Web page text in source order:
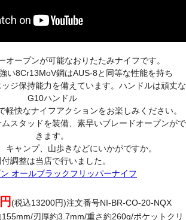
オープンが可能なおりたたみナイフです。
い8Cr13MoV鋼はAUS-8と同等な性能を持ち
ジ保持能力を備えています。ハンドルは頑丈な
G10ハンドル
軽快なナイフアクションをお楽しみください。
スタッドを装備、素早いブレードオープンがで
きます。
キャンプ、山歩きなどにいかがですか。
付調整は当店で行いました。
オールブラックフリッパーナイフ
(税込13200円)注文番号NI-BR-CO-20-NQX
刃厚約3.7mm/重さ約260g/ポケットクリ